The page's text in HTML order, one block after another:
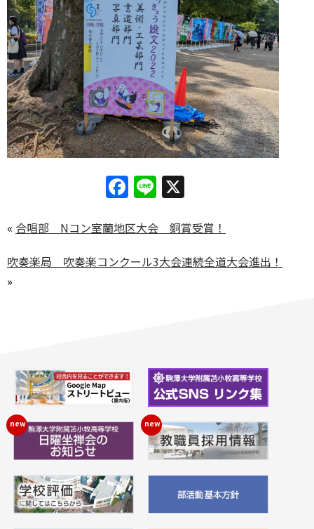
Facebook
Line
« 合唱部 Nコン室蘭地区大会 銅賞受賞！
吹奏楽局 吹奏楽コンクール3大会連続全道大会進出！
»